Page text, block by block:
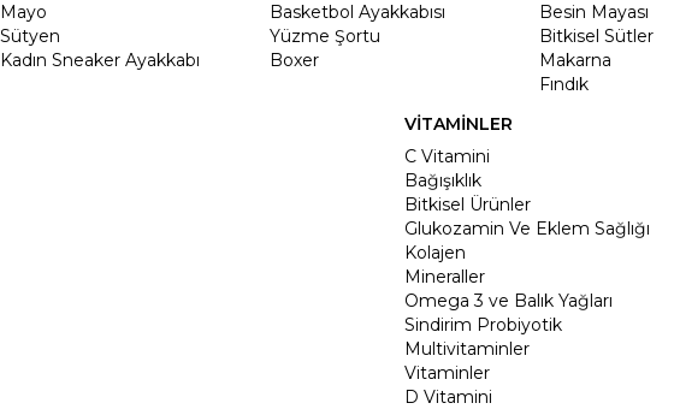
Mayo
Sütyen
Kadın Sneaker Ayakkabı
Basketbol Ayakkabısı
Yüzme Şortu
Boxer
Besin Mayası
Bitkisel Sütler
Makarna
Fındık
VİTAMİNLER
C Vitamini
Bağışıklık
Bitkisel Ürünler
Glukozamin Ve Eklem Sağlığı
Kolajen
Mineraller
Omega 3 ve Balık Yağları
Sindirim Probiyotik
Multivitaminler
Vitaminler
D Vitamini